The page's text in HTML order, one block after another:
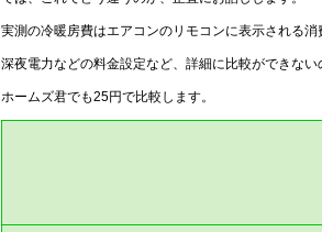
実測の冷暖房費はエアコンのリモコンに表示される消
深夜電力などの料金設定など、詳細に比較ができない
ホームズ君でも25円で比較します。